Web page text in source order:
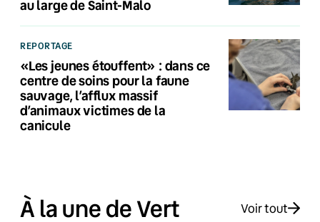
au large de Saint-Malo
REPORTAGE
«Les jeunes étouffent» : dans ce
centre de soins pour la faune
sauvage, l’afflux massif
d’animaux victimes de la
canicule
À la une de Vert Voir tout